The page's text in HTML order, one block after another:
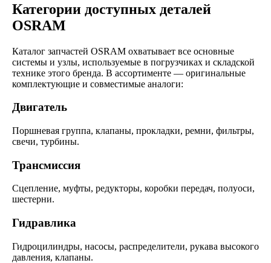
Категории доступных деталей
OSRAM
Каталог запчастей OSRAM охватывает все основные
системы и узлы, используемые в погрузчиках и складской
технике этого бренда. В ассортименте — оригинальные
комплектующие и совместимые аналоги:
Двигатель
Поршневая группа, клапаны, прокладки, ремни, фильтры,
свечи, турбины.
Трансмиссия
Сцепление, муфты, редукторы, коробки передач, полуоси,
шестерни.
Гидравлика
Гидроцилиндры, насосы, распределители, рукава высокого
давления, клапаны.